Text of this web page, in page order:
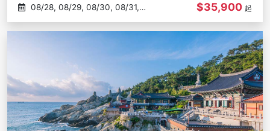
09/01
$35,900 起